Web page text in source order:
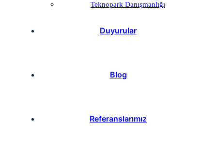
Teknopark Danışmanlığı
Duyurular
Blog
Referanslarımız